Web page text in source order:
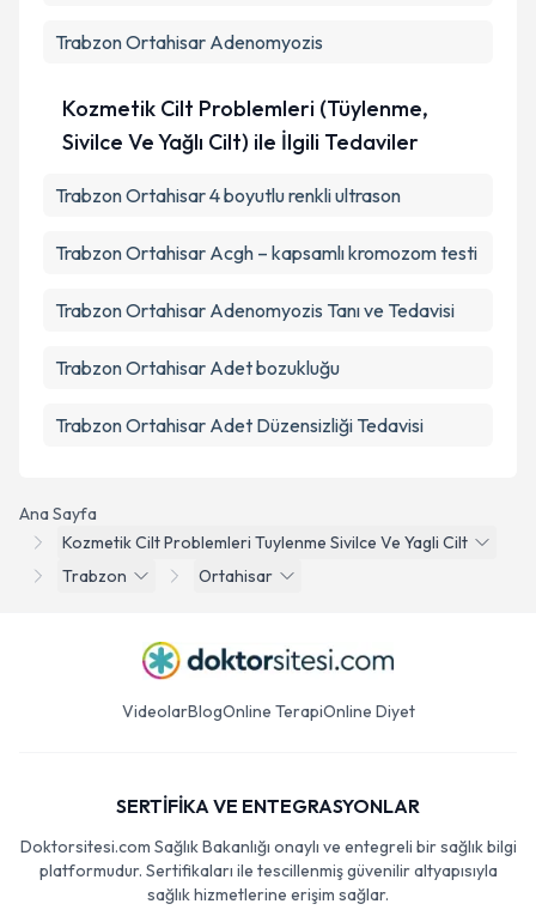
Ana Sayfa
Kozmetik Cilt Problemleri Tuylenme Sivilce Ve Yagli Cilt
Trabzon
Ortahisar
Trabzon Ortahisar Adenomyozis
Kozmetik Cilt Problemleri (Tüylenme,
Sivilce Ve Yağlı Cilt) ile İlgili Tedaviler
Trabzon Ortahisar 4 boyutlu renkli ultrason
Trabzon Ortahisar Acgh – kapsamlı kromozom testi
Trabzon Ortahisar Adenomyozis Tanı ve Tedavisi
Trabzon Ortahisar Adet bozukluğu
Trabzon Ortahisar Adet Düzensizliği Tedavisi
VideolarBlogOnline TerapiOnline Diyet
SERTİFİKA VE ENTEGRASYONLAR
Doktorsitesi.com Sağlık Bakanlığı onaylı ve entegreli bir sağlık bilgi
platformudur. Sertifikaları ile tescillenmiş güvenilir altyapısıyla
sağlık hizmetlerine erişim sağlar.